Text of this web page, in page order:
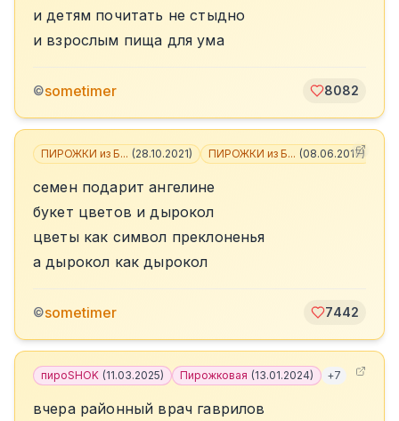
и детям почитать не стыдно
и взрослым пища для ума
©sometimer 8082
ПИРОЖКИ из Б... (28.10.2021) ПИРОЖКИ из Б... (08.06.2017)
семен подарит ангелине
букет цветов и дырокол
цветы как символ преклоненья
а дырокол как дырокол
©sometimer 7442
пироSHOK (11.03.2025) Пирожковая (13.01.2024) +7
вчера районный врач гаврилов